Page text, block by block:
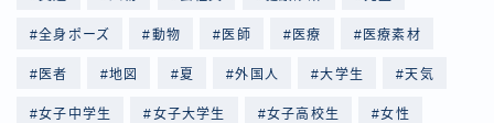
全身ポーズ 動物 医師 医療 医療素材
医者 地図 夏 外国人 大学生 天気
女子中学生 女子大学生 女子高校生 女性